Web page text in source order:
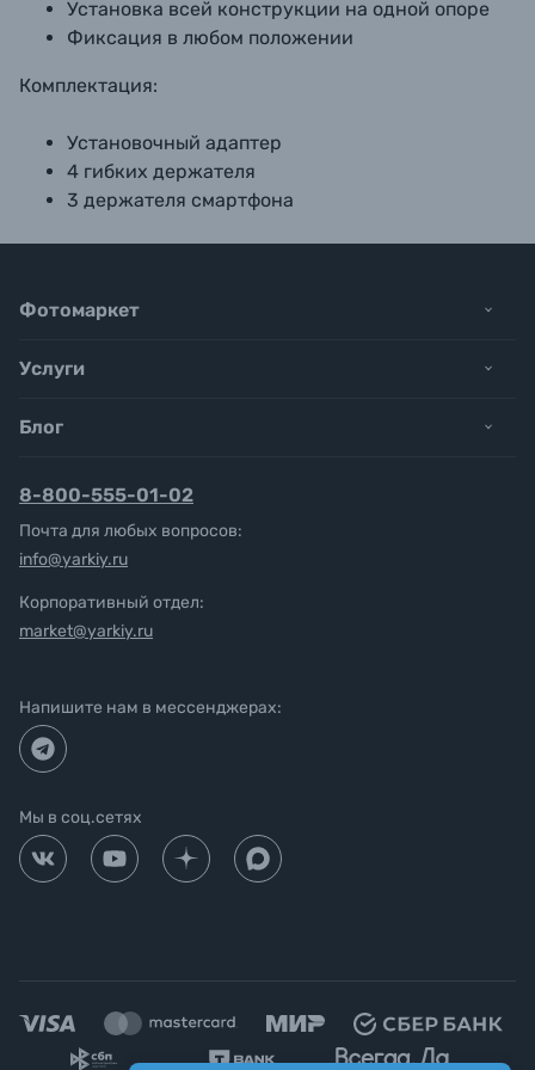
Установка всей конструкции на одной опоре
Фиксация в любом положении
Комплектация:
Установочный адаптер
4 гибких держателя
3 держателя смартфона
Фотомаркет
Услуги
Блог
8-800-555-01-02
Почта для любых вопросов:
info@yarkiy.ru
Корпоративный отдел:
market@yarkiy.ru
Напишите нам в мессенджерах:
Мы в соц.сетях